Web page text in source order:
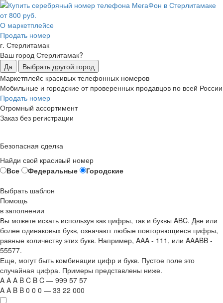
О маркетплейсе
Продать номер
г. Стерлитамак
Ваш город Стерлитамак?
Да
Выбрать другой город
Маркетплейс красивых телефонных номеров
Мобильные и городские от проверенных продавцов по всей России
Продать номер
Огромный ассортимент
Заказ без регистрации
Безопасная сделка
Найди свой красивый номер
Все
Федеральные
Городские
Выбрать шаблон
Помощь
в заполнении
Вы можете искать используя как цифры, так и буквы ABC. Две или
более одинаковых букв, означают любые повторяющиеся цифры,
равные количеству этих букв. Например, AAA - 111 , или AAABB -
55577.
Еще, могут быть комбинации цифр и букв. Пустое поле это
случайная цифра. Примеры представлены ниже.
A A A B C B C — 999 57 57
A A B B 0 0 0 — 33 22 000